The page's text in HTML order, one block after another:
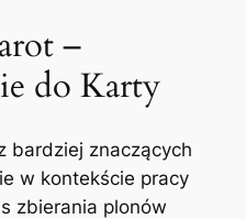
–
do Karty
bardziej znaczących
w kontekście pracy
zbierania plonów